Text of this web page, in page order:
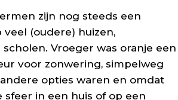
zijn nog steeds een
(oudere) huizen,
Vroeger was oranje een
voor zonwering, simpelweg
opties waren en omdat
sfeer in een huis of op een